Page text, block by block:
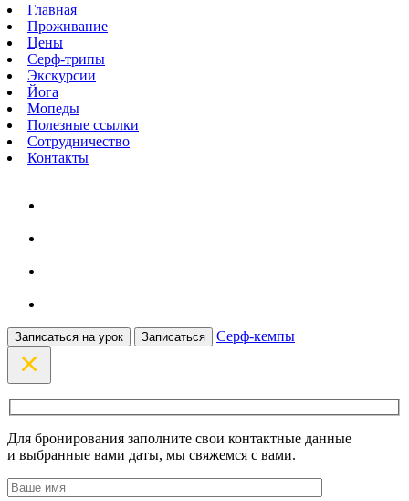
Главная
Проживание
Цены
Серф-трипы
Экскурсии
Йога
Мопеды
Полезные ссылки
Сотрудничество
Контакты
Записаться на урок Записаться Серф-кемпы
Для бронирования заполните свои контактные данные
и выбранные вами даты, мы свяжемся с вами.